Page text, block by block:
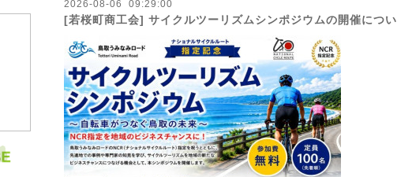
2026-08-06 09:29:00
[若桜町商工会] サイクルツーリズムシンポジウムの開催につ